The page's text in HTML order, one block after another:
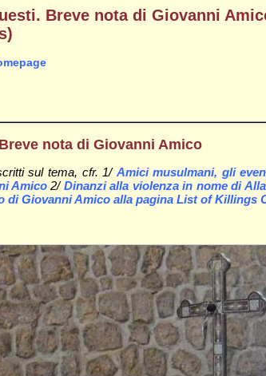
Breve nota di Giovanni
nota di Giovanni Amico
sul tema, cfr. 1/ Amici musulmani, gli
Amico 2/Dinanzi alla violenza in nome di
di Giovanni Amico alla pagina List of Killings